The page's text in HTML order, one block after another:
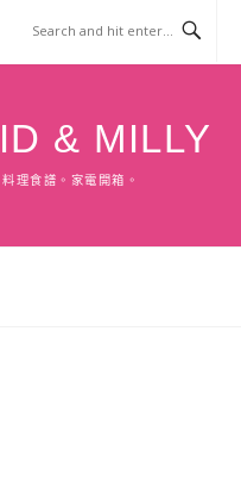
& MILLY
理食譜。家電開箱。